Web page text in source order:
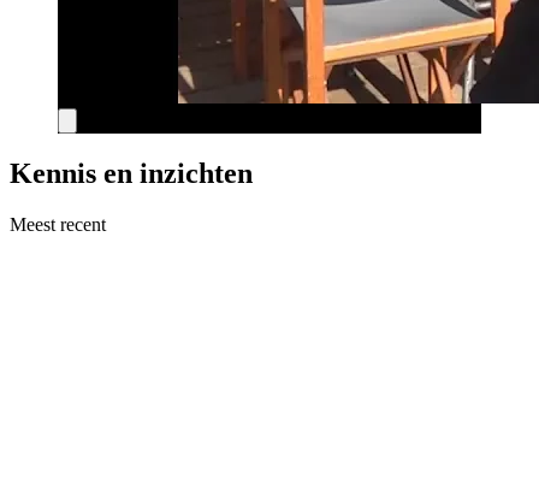
Kennis en inzichten
Meest recent